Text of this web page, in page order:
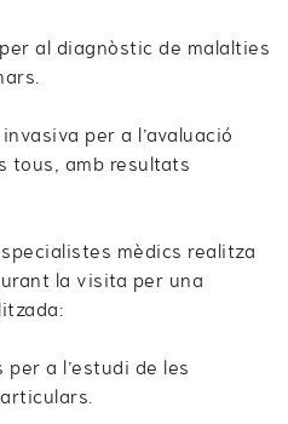
al diagnòstic de malalties
per a l’avaluació
tous, amb resultats
mèdics realitza
la visita per una
a l’estudi de les